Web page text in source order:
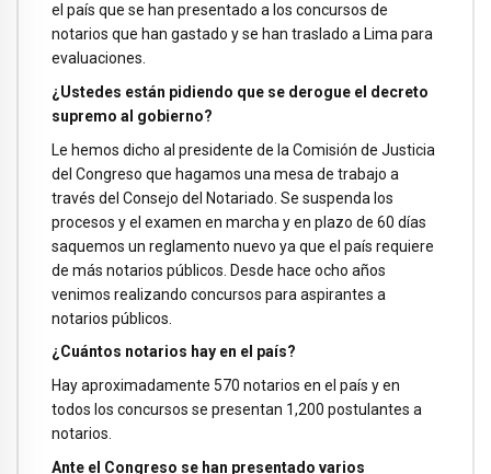
el país que se han presentado a los concursos de
notarios que han gastado y se han traslado a Lima para
evaluaciones.
¿Ustedes están pidiendo que se derogue el decreto
supremo al gobierno?
Le hemos dicho al presidente de la Comisión de Justicia
del Congreso que hagamos una mesa de trabajo a
través del Consejo del Notariado. Se suspenda los
procesos y el examen en marcha y en plazo de 60 días
saquemos un reglamento nuevo ya que el país requiere
de más notarios públicos. Desde hace ocho años
venimos realizando concursos para aspirantes a
notarios públicos.
¿Cuántos notarios hay en el país?
Hay aproximadamente 570 notarios en el país y en
todos los concursos se presentan 1,200 postulantes a
notarios.
Ante el Congreso se han presentado varios